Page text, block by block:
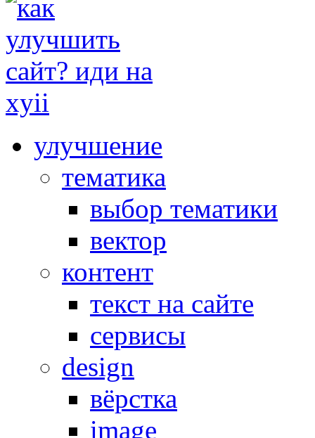
улучшение
тематика
выбор тематики
вектор
контент
текст на сайте
сервисы
design
вёрстка
image